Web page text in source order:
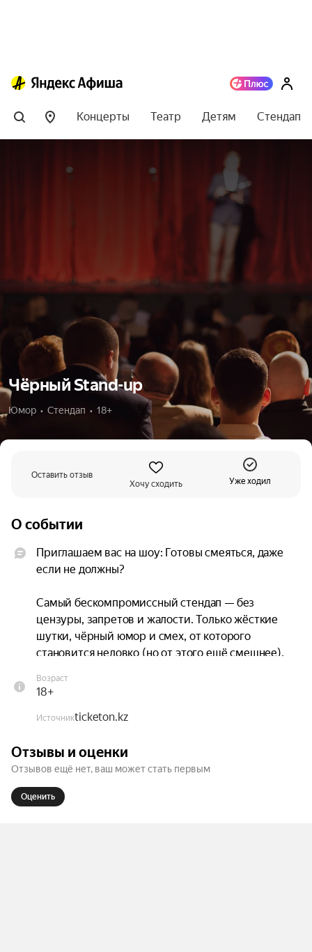
Концерты Театр Детям Стендап
Чёрный Stand-up
Юмор  •  Стендап  •  18+
Оставить отзыв
Хочу сходить
Уже ходил
О событии
Приглашаем вас на шоу: Готовы смеяться, даже
если не должны?
Самый бескомпромиссный стендап — без
цензуры, запретов и жалости. Только жёсткие
шутки, чёрный юмор и смех, от которого
становится неловко (но от этого ещё смешнее).
Для тех, у кого есть чувство юмора и нервы
Возраст
18+
Источникticketon.kz
Отзывы и оценки
Отзывов ещё нет, ваш может стать первым
Оценить